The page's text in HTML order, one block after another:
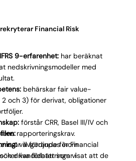
Financial Risk
9-erfarenhet:har beräknat
nedskrivningsmodeller med
behärskar fair value-
2 och 3) för derivat, obligationer
förstår CRR, Basel III/IV och
rapporteringskrav.
vill fördjupas inom
driva förbättringar i
är avgörande för Financial
kandidater som visat att de